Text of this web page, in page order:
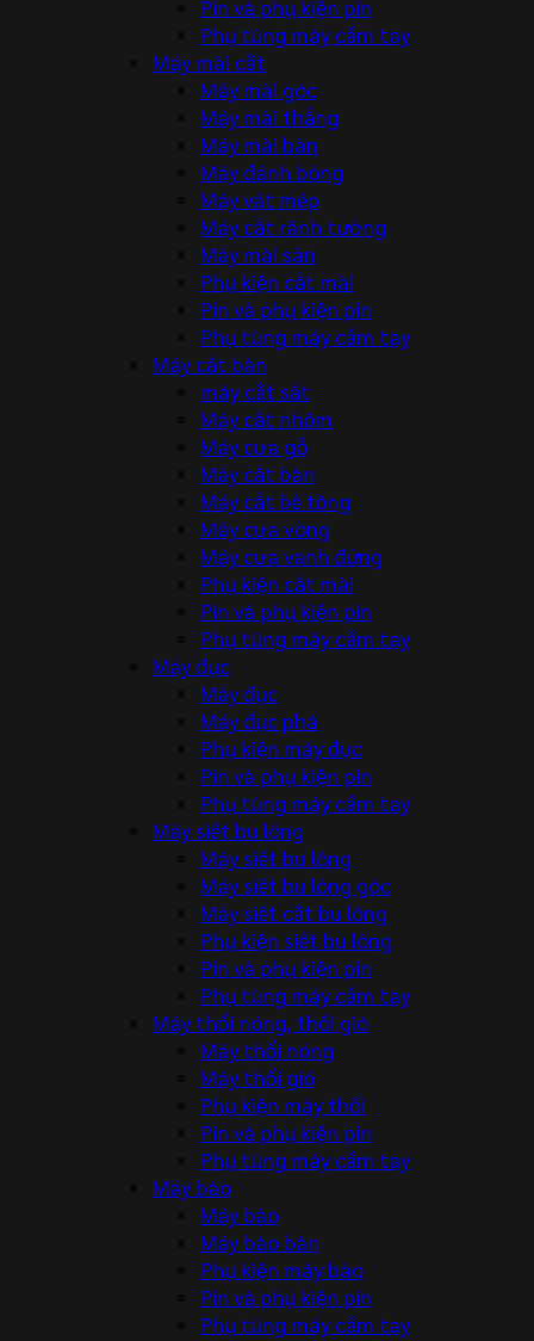
Pin và phụ kiện pin
Phụ tùng máy cầm tay
Máy mài cắt
Máy mài góc
Máy mài thẳng
Máy mài bàn
Máy đánh bóng
Máy vát mép
Máy cắt rãnh tường
Máy mài sàn
Phụ kiện cắt mài
Pin và phụ kiện pin
Phụ tùng máy cầm tay
Máy cắt bàn
máy cắt sắt
Máy cắt nhôm
Máy cưa gỗ
Máy cắt bàn
Máy cắt bê tông
Máy cưa vòng
Máy cưa vanh đứng
Phụ kiện cắt mài
Pin và phụ kiện pin
Phụ tùng máy cầm tay
Máy đục
Máy đục
Máy đục phá
Phụ kiện máy đục
Pin và phụ kiện pin
Phụ tùng máy cầm tay
Máy siết bu lông
Máy siết bu lông
Máy siết bu lông góc
Máy siết cắt bu lông
Phụ kiện siết bu lông
Pin và phụ kiện pin
Phụ tùng máy cầm tay
Máy thổi nóng, thổi gió
Máy thổi nóng
Máy thổi gió
Phụ kiện máy thổi
Pin và phụ kiện pin
Phụ tùng máy cầm tay
Máy bào
Máy bào
Máy bào bàn
Phụ kiện máy bào
Pin và phụ kiện pin
Phụ tùng máy cầm tay